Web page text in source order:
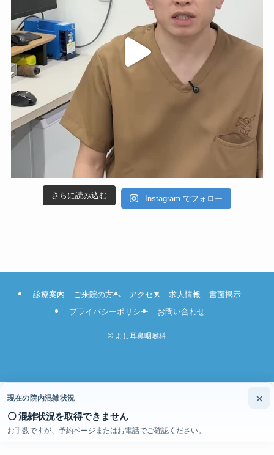
さらに読み込む Instagram でフォロー
診療案内 ご来院の方へ アクセス 求人情報
書面掲示
プライバシーポリシー
お問い合わせ
© よし耳鼻咽喉科
現在の院内混雑状況 ×
⚪ 混雑状況を取得できません
お手数ですが、予約ページまたはお電話でご確認ください。